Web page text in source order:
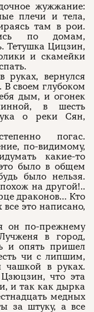
жужжание:
плечи и тела,
там в рои.
по домам,
Тетушка Цицзин,
и скамейки
вернулся
В своем глубоком
дым, и огонек
в шесть
о реки Сян,
погас.
по-видимому,
какие-то
было в общем
было нельзя.
на другой!..
драконов… Кто
это написано,
он по-прежнему
в город,
и опять пришел
чи с липшим,
чашкой в руках.
что эта
и так как дырка
медных
за штуку, а все